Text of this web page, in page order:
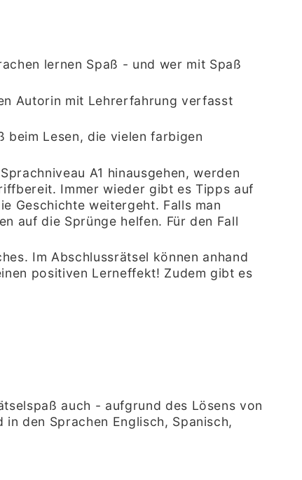
lernen Spaß - und wer mit Spaß
Autorin mit Lehrerfahrung verfasst
beim Lesen, die vielen farbigen
A1 hinausgehen, werden
Immer wieder gibt es Tipps auf
Geschichte weitergeht. Falls man
auf die Sprünge helfen. Für den Fall
Im Abschlussrätsel können anhand
positiven Lerneffekt! Zudem gibt es
auch - aufgrund des Lösens von
den Sprachen Englisch, Spanisch,